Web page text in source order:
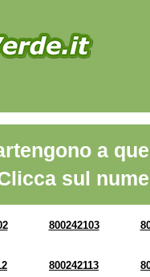
a
sul
800242103
800242113